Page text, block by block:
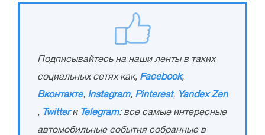
Подписывайтесь на наши ленты в таких
социальных сетях как, Facebook,
Вконтакте, Instagram, Pinterest, Yandex Zen
, Twitterи Telegram: все самые интересные
автомобильные события собранные в